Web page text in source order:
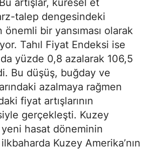
talep dengesindeki
bir yansıması olarak
Tahıl Fiyat Endeksi ise
yüzde 0,8 azalarak 106,5
Bu düşüş, buğday ve
azalmaya rağmen
fiyat artışlarının
gerçekleşti. Kuzey
yeni hasat döneminin
Kuzey Amerika’nın